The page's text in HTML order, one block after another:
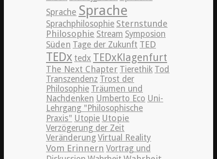
Sprache Sprache
Sprachphilosophie Sternstunde
Philosophie Stream Symposion
Süden Tage der Zukunft TED
TEDx tedx TEDxKlagenfurt
The Next Chapter Tierethik Tod
Transzendenz Trost der
Philosophie Träumen und
Nachdenken Umberto Eco Uni-
Lehrgang "Philosophische
Praxis" Utopie Utopie
Verzögerung der Zeit
Veränderung Virtual Reality
Vom Erinnern Vortrag und